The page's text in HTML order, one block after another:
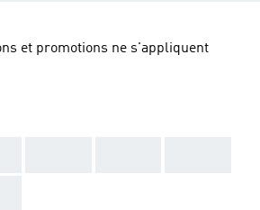
et promotions ne s'appliquent